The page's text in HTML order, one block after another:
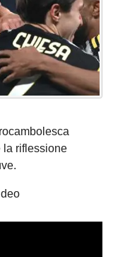
la riflessione